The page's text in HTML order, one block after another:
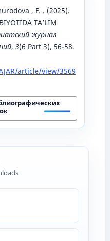
, F. . (2025).
TA’LIM
журнал
, 3(6 Part 3), 56-58.
article/view/3569